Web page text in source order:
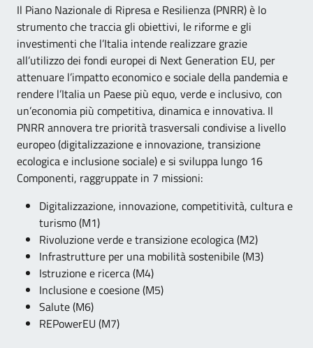
Il Piano Nazionale di Ripresa e Resilienza (PNRR) è lo
strumento che traccia gli obiettivi, le riforme e gli
investimenti che l’Italia intende realizzare grazie
all’utilizzo dei fondi europei di Next Generation EU, per
attenuare l’impatto economico e sociale della pandemia e
rendere l’Italia un Paese più equo, verde e inclusivo, con
un’economia più competitiva, dinamica e innovativa. Il
PNRR annovera tre priorità trasversali condivise a livello
europeo (digitalizzazione e innovazione, transizione
ecologica e inclusione sociale) e si sviluppa lungo 16
Componenti, raggruppate in 7 missioni:
Digitalizzazione, innovazione, competitività, cultura e
turismo (M1)
Rivoluzione verde e transizione ecologica (M2)
Infrastrutture per una mobilità sostenibile (M3)
Istruzione e ricerca (M4)
Inclusione e coesione (M5)
Salute (M6)
REPowerEU (M7)